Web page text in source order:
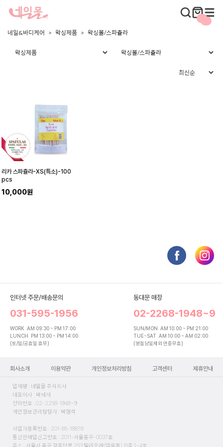
네일&바디케어 왁싱제품 왁싱볼/스파츌라
리카 스파츌라-XS(특소)-100
pcs
10,000원
인터넷 주문/배송문의
031-595-1956
WORK AM 09:30 ~ PM 17:00
LUNCH PM 13:00 ~ PM 14:00
(토/일/공휴일 휴무)
동대문 매장
02-2268-1948~9
SUN/MON AM 10:00 ~ PM 21:00
TUE~SAT AM 10:00 ~ AM 02:00
(명절당일제외 연중무휴)
회사소개 이용약관 개인정보처리방침 고객센터 제휴안내
업체명 : 네일몰 주식회사
대표이사 : 박세재
전화번호 : 02-2268-1948~9
개인정보관리담당자 : 박형석
사업자등록번호 : 201-86-18878
통신판매업신고번호 : 2011-서울중구-0037호